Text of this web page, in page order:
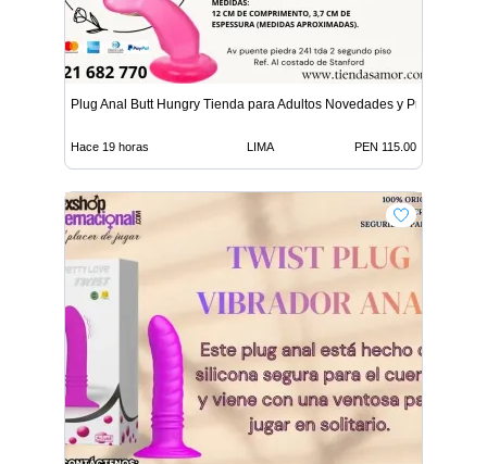
Plug Anal Butt Hungry Tienda para Adultos Novedades y Produ
Hace 19 horas LIMA PEN 115.00